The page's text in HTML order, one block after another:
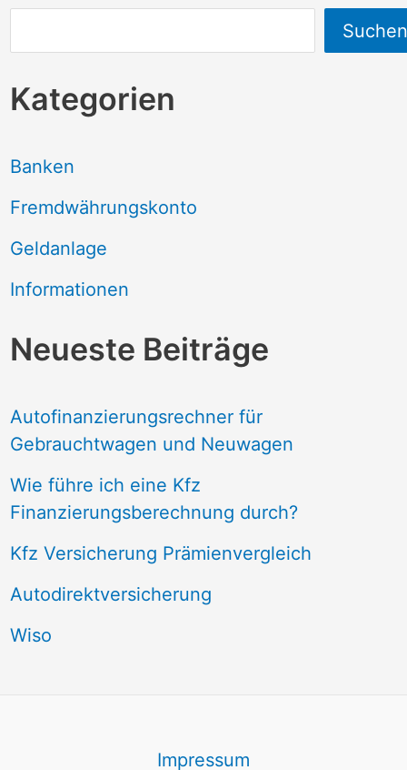
Suchen
Kategorien
Banken
Fremdwährungskonto
Geldanlage
Informationen
Neueste Beiträge
Autofinanzierungsrechner für
Gebrauchtwagen und Neuwagen
Wie führe ich eine Kfz
Finanzierungsberechnung durch?
Kfz Versicherung Prämienvergleich
Autodirektversicherung
Wiso
Impressum